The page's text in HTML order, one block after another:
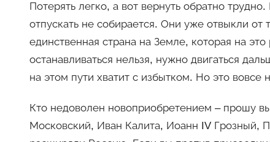
Потерять легко, а вот вернуть обратно
отпускать не собирается. Они уже отвыкли от
единственная страна на Земле, которая на
останавливаться нельзя, нужно двигаться
на этом пути хватит с избытком. Но это вовсе
Кто недоволен новоприобретением – прошу
Московский, Иван Калита, Иоанн IV Грозный,